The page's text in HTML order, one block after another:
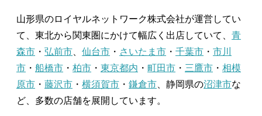
山形県のロイヤルネットワーク株式会社が運営してい
て、東北から関東圏にかけて幅広く出店していて、 青
森市 ・ 弘前市 仙台市 ・ さいたま市 ・ 千葉市 ・ 市川
市 ・ 船橋市 ・ 柏市 ・ 東京都内 ・ 町田市 ・ 三鷹市 ・ 相模
原市 ・ 藤沢市 ・ 横須賀市 ・ 鎌倉市 、静岡県の沼津市な
ど、多数の店舗を展開しています。